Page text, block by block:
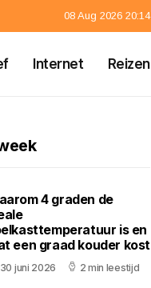
08 Aug 2026 20:14
Internet Reizen
4 graden de
is en
een graad kouder kost
30 juni 2026 2 min leestijd